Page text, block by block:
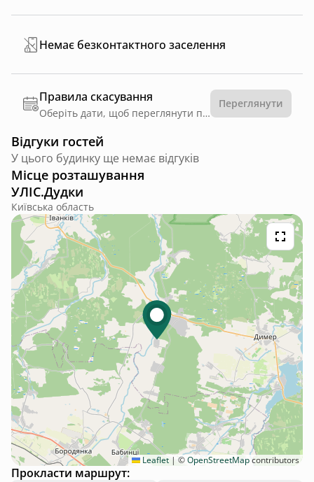
Немає безконтактного заселення
Правила скасування
Оберіть дати, щоб переглянути правила
Переглянути
Відгуки гостей
У цього будинку ще немає відгуків
Місце розташування
УЛІС.Дудки
Київська область
Leaflet | ©OpenStreetMapcontributors
Прокласти маршрут: